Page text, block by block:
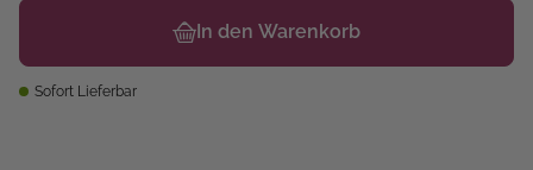
In den Warenkorb
Sofort Lieferbar